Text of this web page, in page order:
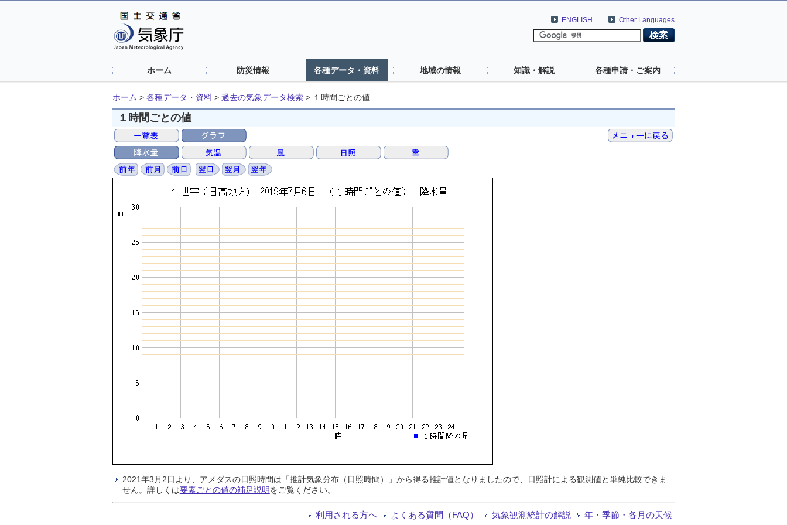
Other Languages
ENGLISH
ホーム 防災情報 各種データ・資料 地域の情報 知識・解説 各種申請・ご案内
ホーム > 各種データ・資料 > 過去の気象データ検索 > １時間ごとの値
１時間ごとの値
2021年3月2日より、アメダスの日照時間は「推計気象分布（日照時間）」から得る推計値となりましたので、日照計による観測値と単純比較できま
せん。詳しくは要素ごとの値の補足説明をご覧ください。
利用される方へ よくある質問（FAQ） 気象観測統計の解説 年・季節・各月の天候